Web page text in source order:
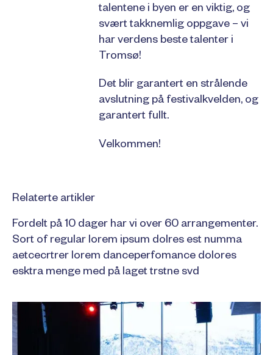
talentene i byen er en viktig, og
svært takknemlig oppgave – vi
har verdens beste talenter i
Tromsø!
Det blir garantert en strålende
avslutning på festivalkvelden, og
garantert fullt.
Velkommen!
Relaterte artikler
Fordelt på 10 dager har vi over 60 arrangementer.
Sort of regular lorem ipsum dolres est numma
aetcecrtrer lorem danceperfomance dolores
esktra menge med på laget trstne svd